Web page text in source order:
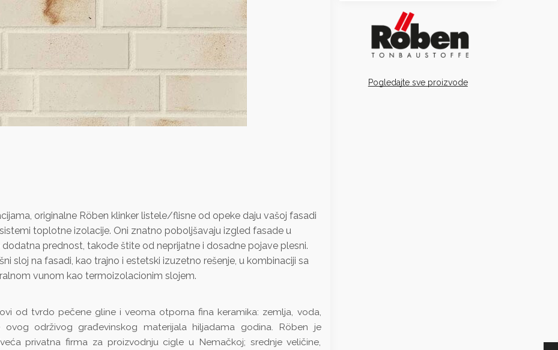
originalne Röben klinker listele/flisne od opeke daju vašoj fasadi
toplotne izolacije. Oni znatno poboljšavaju izgled fasade u
prednost, takođe štite od neprijatne i dosadne pojave plesni.
sloj na fasadi, kao trajno i estetski izuzetno rešenje, u kombinaciji sa
vunom kao termoizolacionim slojem.
od tvrdo pečene gline i veoma otporna fina keramika: zemlja, voda,
održivog građevinskog materijala hiljadama godina. Röben je
privatna firma za proizvodnju cigle u Nemačkoj; srednje veličine,
Pogledajte sve proizvode